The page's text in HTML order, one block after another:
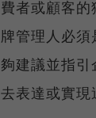
費者或顧客的
牌管理人必
夠建議並指引
去表達或實